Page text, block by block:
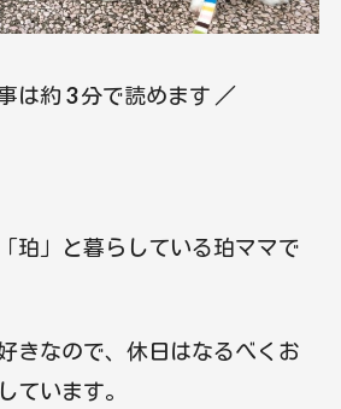
は約 3分で読めます ／
珀」と暮らしている珀ママで
きなので、休日はなるべくお
ています。